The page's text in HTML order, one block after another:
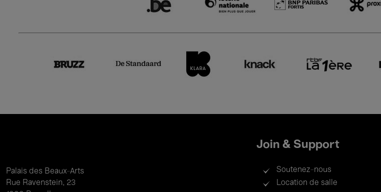
Palais des Beaux-Arts
Rue Ravenstein, 23
Join & Support
Soutenez-nous
Location de salle